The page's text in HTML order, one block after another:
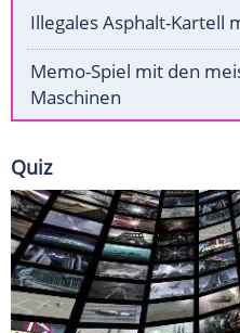
Illegales Asphalt-Kartell
Memo-Spiel mit den
Maschinen
Quiz